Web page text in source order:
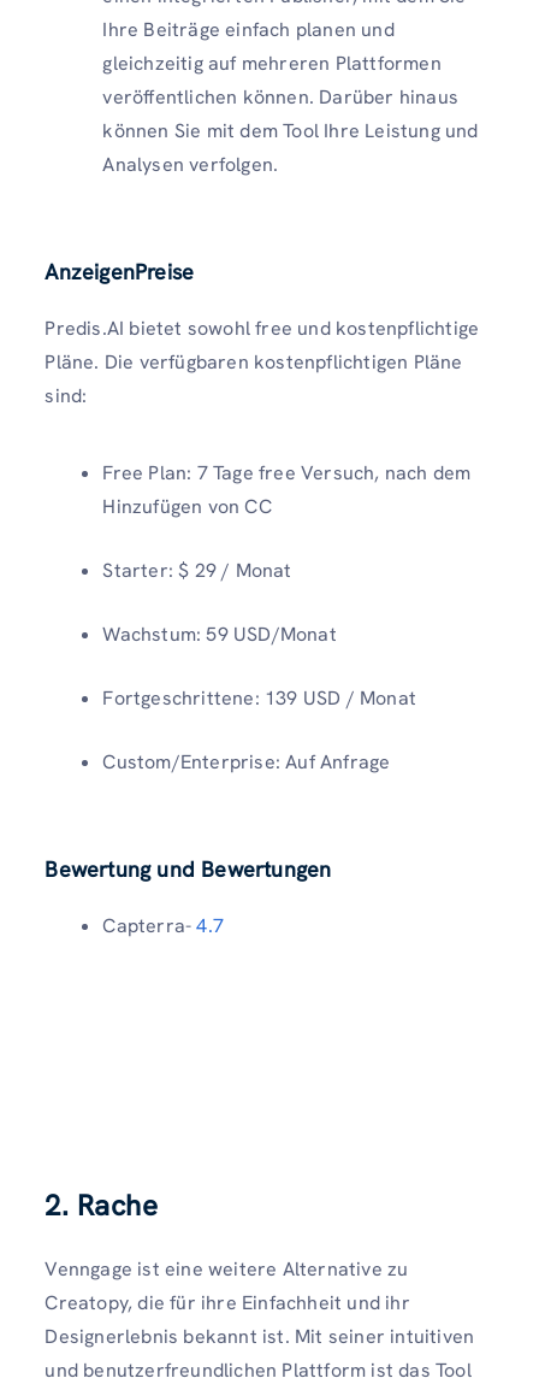
Ihre Beiträge einfach planen und
gleichzeitig auf mehreren Plattformen
veröffentlichen können. Darüber hinaus
können Sie mit dem Tool Ihre Leistung und
Analysen verfolgen.
AnzeigenPreise
Predis.AI bietet sowohl free und kostenpflichtige
Pläne. Die verfügbaren kostenpflichtigen Pläne
sind:
Free Plan: 7 Tage free Versuch, nach dem
Hinzufügen von CC
Starter: $ 29 / Monat
Wachstum: 59 USD/Monat
Fortgeschrittene: 139 USD / Monat
Custom/Enterprise: Auf Anfrage
Bewertung und Bewertungen
Capterra-4.7
2. Rache
Venngage ist eine weitere Alternative zu
Creatopy, die für ihre Einfachheit und ihr
Designerlebnis bekannt ist. Mit seiner intuitiven
und benutzerfreundlichen Plattform ist das Tool